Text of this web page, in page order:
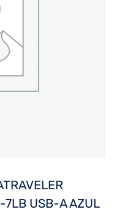
7LB USB-A AZUL